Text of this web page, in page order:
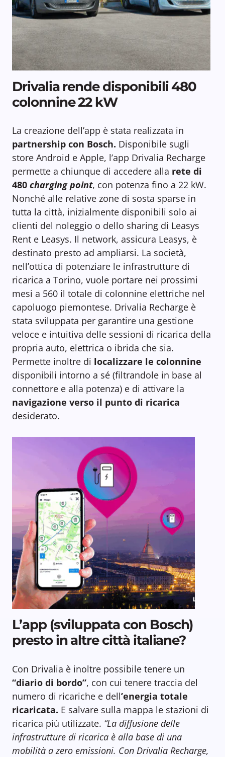
Drivalia rende disponibili 480
colonnine 22 kW
La creazione dell’app è stata realizzata in
partnership con Bosch. Disponibile sugli
store Android e Apple, l’app Drivalia Recharge
permette a chiunque di accedere alla rete di
480 charging point, con potenza fino a 22 kW.
Nonché alle relative zone di sosta sparse in
tutta la città, inizialmente disponibili solo ai
clienti del noleggio o dello sharing di Leasys
Rent e Leasys. Il network, assicura Leasys, è
destinato presto ad ampliarsi. La società,
nell’ottica di potenziare le infrastrutture di
ricarica a Torino, vuole portare nei prossimi
mesi a 560 il totale di colonnine elettriche nel
capoluogo piemontese. Drivalia Recharge è
stata sviluppata per garantire una gestione
veloce e intuitiva delle sessioni di ricarica della
propria auto, elettrica o ibrida che sia.
Permette inoltre di localizzare le colonnine
disponibili intorno a sé (filtrandole in base al
connettore e alla potenza) e di attivare la
navigazione verso il punto di ricarica
desiderato.
L’app (sviluppata con Bosch)
presto in altre città italiane?
Con Drivalia è inoltre possibile tenere un
“diario di bordo”, con cui tenere traccia del
numero di ricariche e dell’energia totale
ricaricata. E salvare sulla mappa le stazioni di
ricarica più utilizzate. “La diffusione delle
infrastrutture di ricarica è alla base di una
mobilità a zero emissioni. Con Drivalia Recharge,